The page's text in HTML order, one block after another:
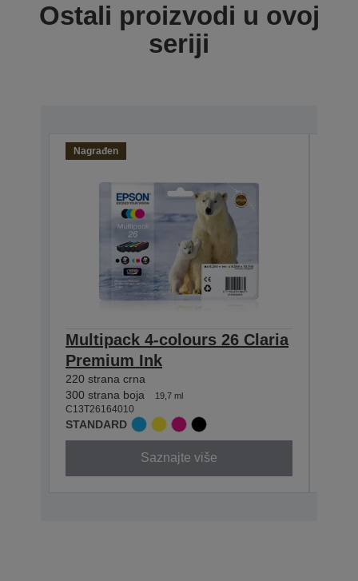
Ostali proizvodi u ovoj
seriji
Nagrađen
Multipack 4-colours 26 Claria
Premium Ink
220 strana crna
300 strana boja
19,7 ml
C13T26164010
STANDARD
Saznajte više